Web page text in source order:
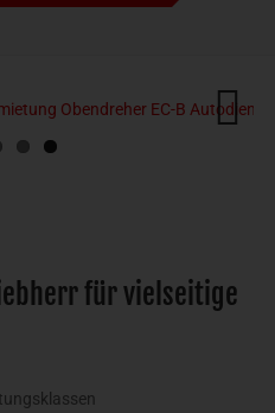
für vielseitige